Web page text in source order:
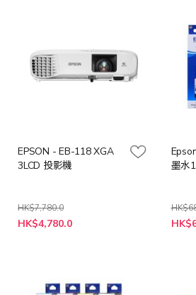
EPSON - EB-118 XGA
3LCD 投影機
HK$7,780.0
特
殊
HK$4,780.0
墨水
特
殊